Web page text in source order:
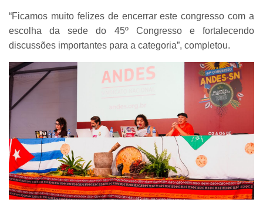
“Ficamos muito felizes de encerrar este congresso com a
escolha da sede do 45º Congresso e fortalecendo
discussões importantes para a categoria”, completou.